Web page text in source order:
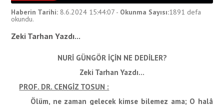
Haberin Tarihi: 8.6.2024 15:44:07 - Okunma Sayısı:1891 defa
okundu.
Zeki Tarhan Yazdı...
NURİ GÜNGÖR İÇİN NE DEDİLER?
Zeki Tarhan Yazdı...
PROF. DR. CENGİZ TOSUN :
Ölüm, ne zaman gelecek kimse bilemez ama; O halâ